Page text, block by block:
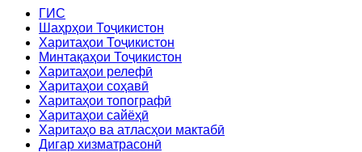
ГИС
Шаҳрҳои Тоҷикистон
Харитаҳои Тоҷикистон
Минтақаҳои Тоҷикистон
Харитаҳои релефӣ
Харитаҳои соҳавӣ
Харитаҳои топографӣ
Харитаҳои сайёҳӣ
Харитаҳо ва атласҳои мактабӣ
Дигар хизматрасонӣ